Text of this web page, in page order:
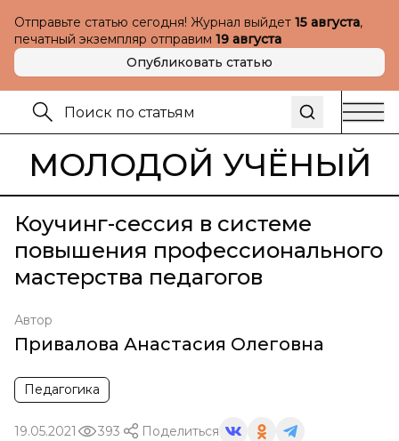
Отправьте статью сегодня! Журнал выйдет 15 августа,
печатный экземпляр отправим 19 августа
Опубликовать статью
МОЛОДОЙ УЧЁНЫЙ
Коучинг-сессия в системе
повышения профессионального
мастерства педагогов
Автор
Привалова Анастасия Олеговна
Педагогика
19.05.2021 393 Поделиться